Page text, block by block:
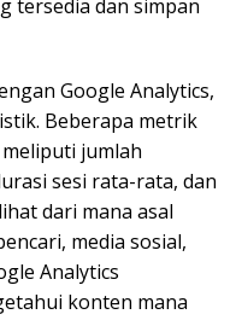
tersedia dan simpan
Google Analytics,
Beberapa metrik
jumlah
sesi rata-rata, dan
dari mana asal
media sosial,
Analytics
konten mana